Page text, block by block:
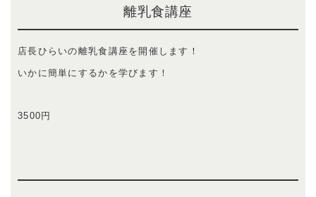
離乳食講座
店長ひらいの離乳食講座を開催します！
いかに簡単にするかを学びます！
3500円